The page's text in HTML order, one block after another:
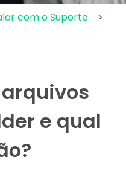
com o Suporte
e qual